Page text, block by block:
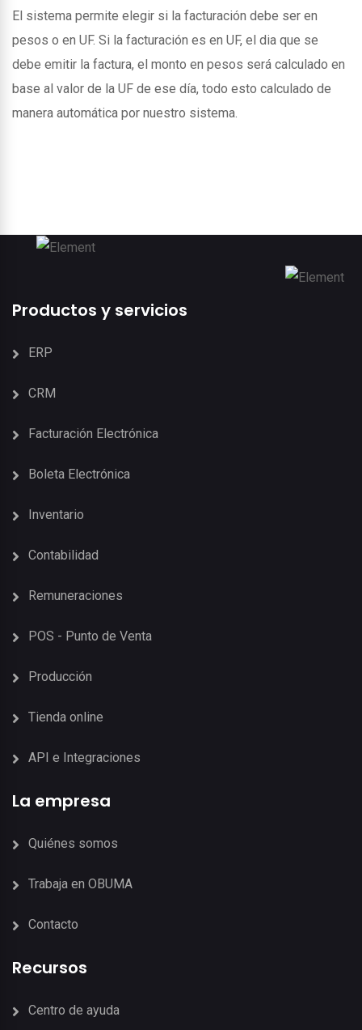
El sistema permite elegir si la facturación debe ser en
pesos o en UF. Si la facturación es en UF, el dia que se
debe emitir la factura, el monto en pesos será calculado en
base al valor de la UF de ese día, todo esto calculado de
manera automática por nuestro sistema.
Productos y servicios
ERP
CRM
Facturación Electrónica
Boleta Electrónica
Inventario
Contabilidad
Remuneraciones
POS - Punto de Venta
Producción
Tienda online
API e Integraciones
La empresa
Quiénes somos
Trabaja en OBUMA
Contacto
Recursos
Centro de ayuda